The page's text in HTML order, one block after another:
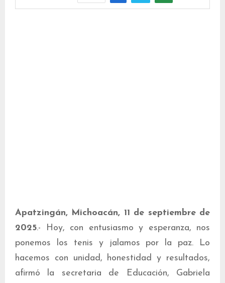
Apatzingán, Michoacán, 11 de septiembre de
2025.- Hoy, con entusiasmo y esperanza, nos
ponemos los tenis y jalamos por la paz. Lo
hacemos con unidad, honestidad y resultados,
afirmó la secretaria de Educación, Gabriela